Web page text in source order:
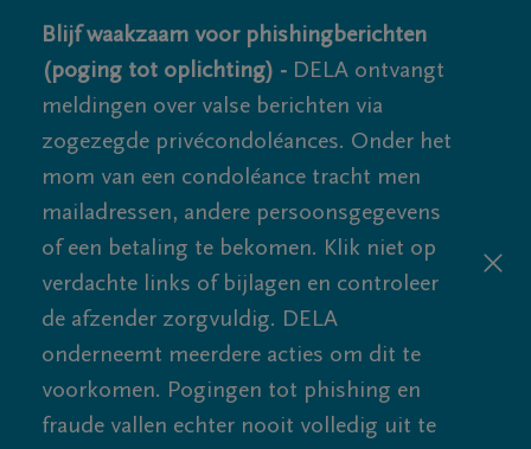
Blijf waakzaam voor phishingberichten
(poging tot oplichting) - DELA ontvangt
meldingen over valse berichten via
zogezegde privécondoléances. Onder het
mom van een condoléance tracht men
mailadressen, andere persoonsgegevens
of een betaling te bekomen. Klik niet op
verdachte links of bijlagen en controleer
de afzender zorgvuldig. DELA
onderneemt meerdere acties om dit te
voorkomen. Pogingen tot phishing en
fraude vallen echter nooit volledig uit te